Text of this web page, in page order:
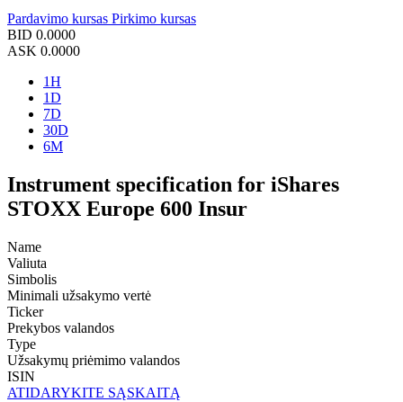
Pardavimo kursas Pirkimo kursas
BID 0.0000
ASK 0.0000
1H
1D
7D
30D
6M
Instrument specification for iShares
STOXX Europe 600 Insur
Name
Valiuta
Simbolis
Minimali užsakymo vertė
Ticker
Prekybos valandos
Type
Užsakymų priėmimo valandos
ISIN
ATIDARYKITE SĄSKAITĄ